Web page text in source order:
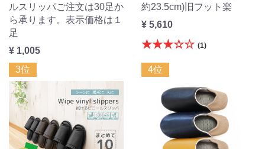
ルスリッパご注文は30足か
ら承ります。表示価格は１
足
¥ 1,005
約23.5cm)旧フット楽
¥ 5,610
★★★☆☆ (1)
3位 4位